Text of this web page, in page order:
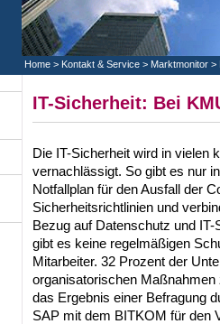
Home > Kontakt & Service > Marktmonitor >
IT-Sicherheit: Bei
Die IT-Sicherheit wird in vielen
vernachlässigt. So gibt es nur
Notfallplan für den Ausfall der
Sicherheitsrichtlinien und
Bezug auf Datenschutz und
gibt es keine regelmäßigen
Mitarbeiter. 32 Prozent der
organisatorischen
das Ergebnis einer Befragung
SAP mit dem BITKOM für den